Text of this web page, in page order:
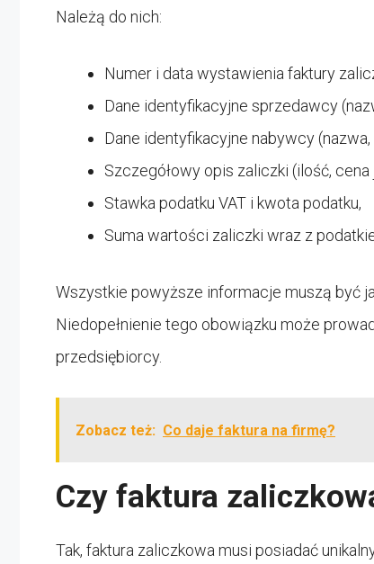
Należą do nich:
Numer i data wystawienia faktury
Dane identyfikacyjne sprzedawcy
Dane identyfikacyjne nabywcy (nazwa,
Szczegółowy opis zaliczki (ilość,
Stawka podatku VAT i kwota podatku,
Suma wartości zaliczki wraz z
Wszystkie powyższe informacje muszą być
Niedopełnienie tego obowiązku może
przedsiębiorcy.
Zobacz też: Co daje faktura na firmę?
Czy faktura
Tak, faktura zaliczkowa musi posiadać